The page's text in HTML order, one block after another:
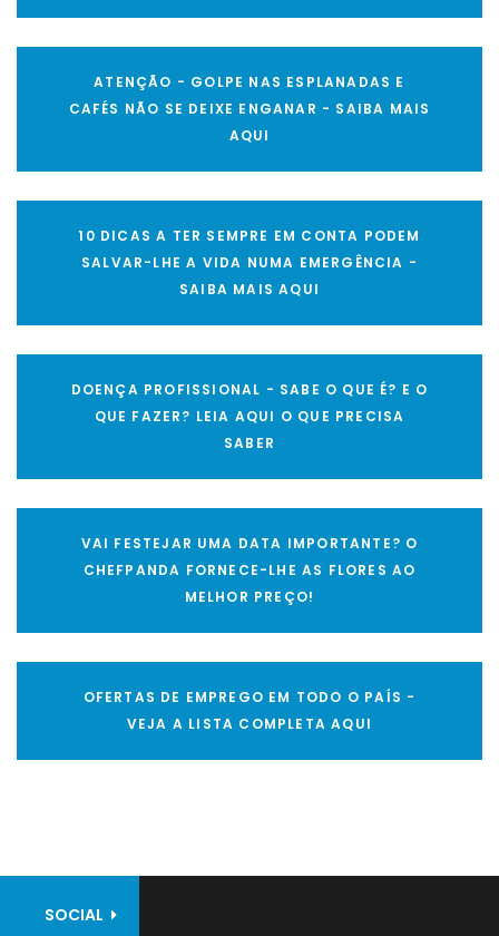
ATENÇÃO - GOLPE NAS ESPLANADAS E
CAFÉS NÃO SE DEIXE ENGANAR - SAIBA MAIS
AQUI
10 DICAS A TER SEMPRE EM CONTA PODEM
SALVAR-LHE A VIDA NUMA EMERGÊNCIA -
SAIBA MAIS AQUI
DOENÇA PROFISSIONAL - SABE O QUE É? E O
QUE FAZER? LEIA AQUI O QUE PRECISA
SABER
VAI FESTEJAR UMA DATA IMPORTANTE? O
CHEFPANDA FORNECE-LHE AS FLORES AO
MELHOR PREÇO!
OFERTAS DE EMPREGO EM TODO O PAÍS -
VEJA A LISTA COMPLETA AQUI
SOCIAL